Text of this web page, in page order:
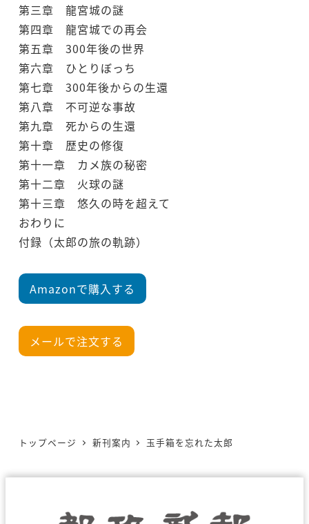
第三章 龍宮城の謎
第四章 龍宮城での再会
第五章 300年後の世界
第六章 ひとりぼっち
第七章 300年後からの生還
第八章 不可逆な事故
第九章 死からの生還
第十章 歴史の修復
第十一章 カメ族の秘密
第十二章 火球の謎
第十三章 悠久の時を超えて
おわりに
付録（太郎の旅の軌跡）
Amazonで購入する
メールで注文する
トップページ 新刊案内 玉手箱を忘れた太郎